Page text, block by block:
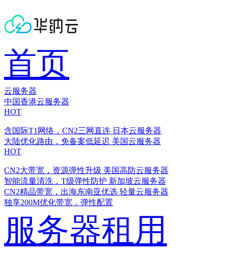
首页
云服务器
中国香港云服务器
HOT
含国际T1网络，CN2三网直连 日本云服务器
大陆优化路由，免备案低延迟 美国云服务器
HOT
CN2大带宽，资源弹性升级 美国高防云服务器
智能流量清洗，T级弹性防护 新加坡云服务器
CN2精品带宽，出海东南亚优选 轻量云服务器
独享200M优化带宽，弹性配置
服务器租用